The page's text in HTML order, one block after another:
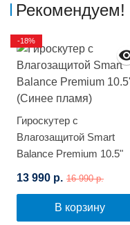
Рекомендуем!
Гироскутер с
Влагозащитой Smart
Balance Premium 10.5"
13 990 р. 16 990 р.
В корзину
-18%